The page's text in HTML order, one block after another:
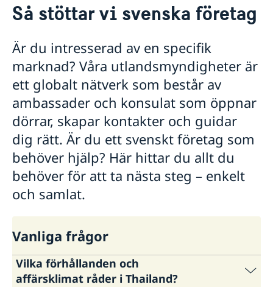
Om oss
Netikett
Sociala media - kommunikation
Dataskyddspolicy
Vi är en resurs för svenska företag
Team Sweden
Så kan du få stöd
Svenska företag i Thailand
Anmäl handelshinder
Aktuellt
Nyheter
Lediga tjänster
Så stöttar vi svenska företag
Är du intresserad av en specifik
marknad? Våra utlandsmyndigheter är
ett globalt nätverk som består av
ambassader och konsulat som öppnar
dörrar, skapar kontakter och guidar
dig rätt. Är du ett svenskt företag som
behöver hjälp? Här hittar du allt du
behöver för att ta nästa steg – enkelt
och samlat.
Vanliga frågor
Vilka förhållanden och
affärsklimat råder i Thailand?